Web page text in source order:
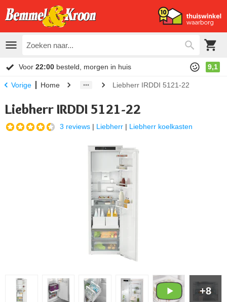
Voor 22:00 besteld, morgen in huis 9,1
Vorige Home Liebherr IRDDI 5121-22
Liebherr IRDDI 5121-22
3 reviews | Liebherr | Liebherr koelkasten
+8